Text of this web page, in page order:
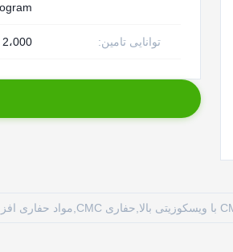
توانایی تامین: 2،000 تن در ماه